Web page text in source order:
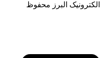
البرز محفوظ